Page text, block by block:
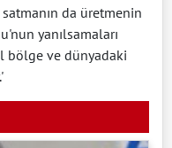
da üretmenin
yanılsamaları
bölge ve dünyadaki